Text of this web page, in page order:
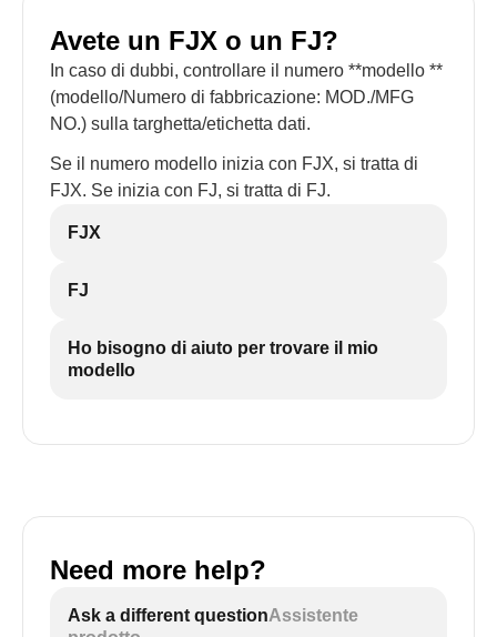
Avete un FJX o un FJ?
In caso di dubbi, controllare il numero **modello **
(modello/Numero di fabbricazione: MOD./MFG
NO.) sulla targhetta/etichetta dati.
Se il numero modello inizia con FJX, si tratta di
FJX. Se inizia con FJ, si tratta di FJ.
FJX
FJ
Ho bisogno di aiuto per trovare il mio
modello
Need more help?
Ask a different questionAssistente